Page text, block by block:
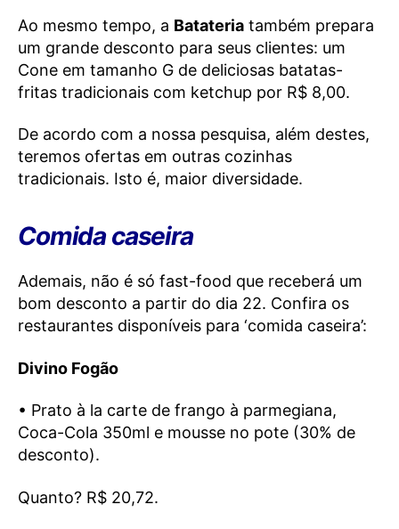
Ao mesmo tempo, a Batateria também prepara
um grande desconto para seus clientes: um
Cone em tamanho G de deliciosas batatas-
fritas tradicionais com ketchup por R$ 8,00.
De acordo com a nossa pesquisa, além destes,
teremos ofertas em outras cozinhas
tradicionais. Isto é, maior diversidade.
Comida caseira
Ademais, não é só fast-food que receberá um
bom desconto a partir do dia 22. Confira os
restaurantes disponíveis para ‘comida caseira’:
Divino Fogão
• Prato à la carte de frango à parmegiana,
Coca-Cola 350ml e mousse no pote (30% de
desconto).
Quanto? R$ 20,72.